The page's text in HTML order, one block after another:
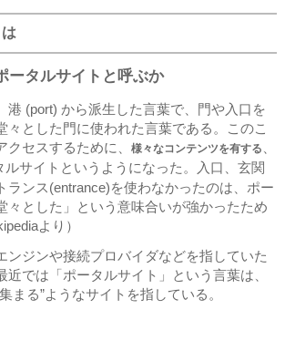
ータルサイトと呼ぶか
港 (port) から派生した言葉で、門や入口を
々とした門に使われた言葉である。このこ
クセスするために、 様々なコンテンツを有する 、
ルサイトというようになった。入口、玄関
ランス(entrance)を使わなかったのは、ポー
々とした」という意味合いが強かったため
より）
ンジンや接続プロバイダなどを指していた
近では「ポータルサイト」という言葉は、
まる”ようなサイトを指している。